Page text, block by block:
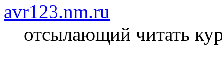
avr123.nm.ru
отсылающий читать